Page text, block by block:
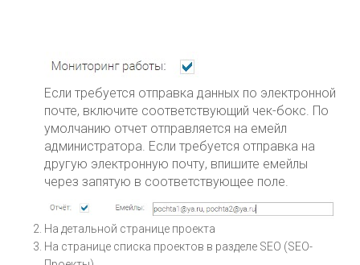
Если требуется отправка данных по электронной
почте, включите соответствующий чек-бокс. По
умолчанию отчет отправляется на емейл
администратора. Если требуется отправка на
другую электронную почту, впишите емейлы
через запятую в соответствующее поле.
На детальной странице проекта
На странице списка проектов в разделе SEO (SEO-